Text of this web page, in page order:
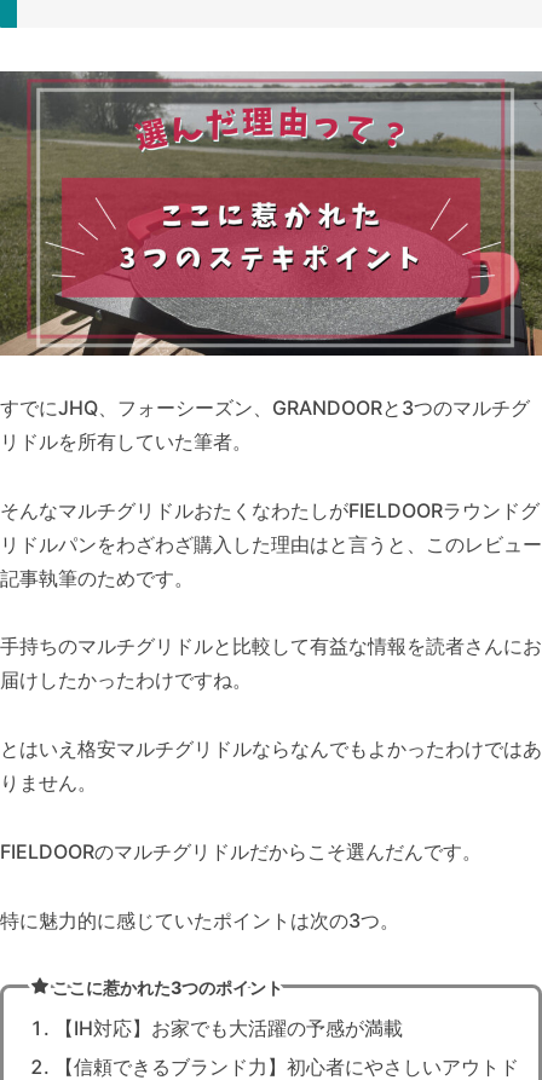
すでにJHQ、フォーシーズン、GRANDOORと3つのマルチグ
リドルを所有していた筆者。
そんなマルチグリドルおたくなわたしがFIELDOORラウンドグ
リドルパンをわざわざ購入した理由はと言うと、このレビュー
記事執筆のためです。
手持ちのマルチグリドルと比較して有益な情報を読者さんにお
届けしたかったわけですね。
とはいえ格安マルチグリドルならなんでもよかったわけではあ
りません。
FIELDOORのマルチグリドルだからこそ選んだんです。
特に魅力的に感じていたポイントは次の3つ。
ここに惹かれた3つのポイント
【IH対応】お家でも大活躍の予感が満載
【信頼できるブランド力】初心者にやさしいアウトド